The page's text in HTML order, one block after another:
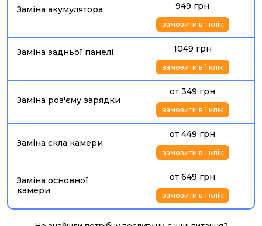
Заміна акумулятора 949 грн
замовити в 1 клік
Заміна задньої панелі 1049 грн
замовити в 1 клік
Заміна роз'єму зарядки
от 349 грн
замовити в 1 клік
Заміна скла камери
от 449 грн
замовити в 1 клік
Заміна основної
камери
от 649 грн
замовити в 1 клік